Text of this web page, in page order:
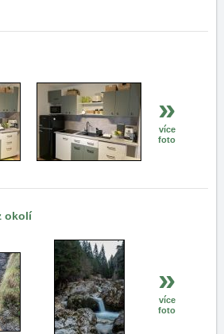
»
více
foto
okolí
»
více
foto